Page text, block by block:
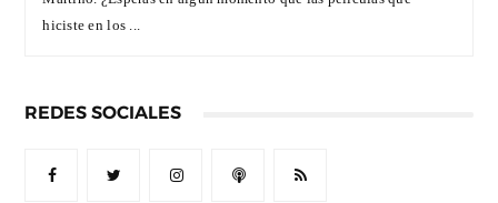
hiciste en los ...
REDES SOCIALES